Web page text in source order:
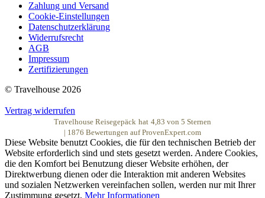
Zahlung und Versand
Cookie-Einstellungen
Datenschutzerklärung
Widerrufsrecht
AGB
Impressum
Zertifizierungen
© Travelhouse 2026
Vertrag widerrufen
Travelhouse Reisegepäck hat 4,83 von 5 Sternen
1876 Bewertungen auf ProvenExpert.com
Diese Website benutzt Cookies, die für den technischen Betrieb der
Website erforderlich sind und stets gesetzt werden. Andere Cookies,
die den Komfort bei Benutzung dieser Website erhöhen, der
Direktwerbung dienen oder die Interaktion mit anderen Websites
und sozialen Netzwerken vereinfachen sollen, werden nur mit Ihrer
Zustimmung gesetzt. Mehr Informationen